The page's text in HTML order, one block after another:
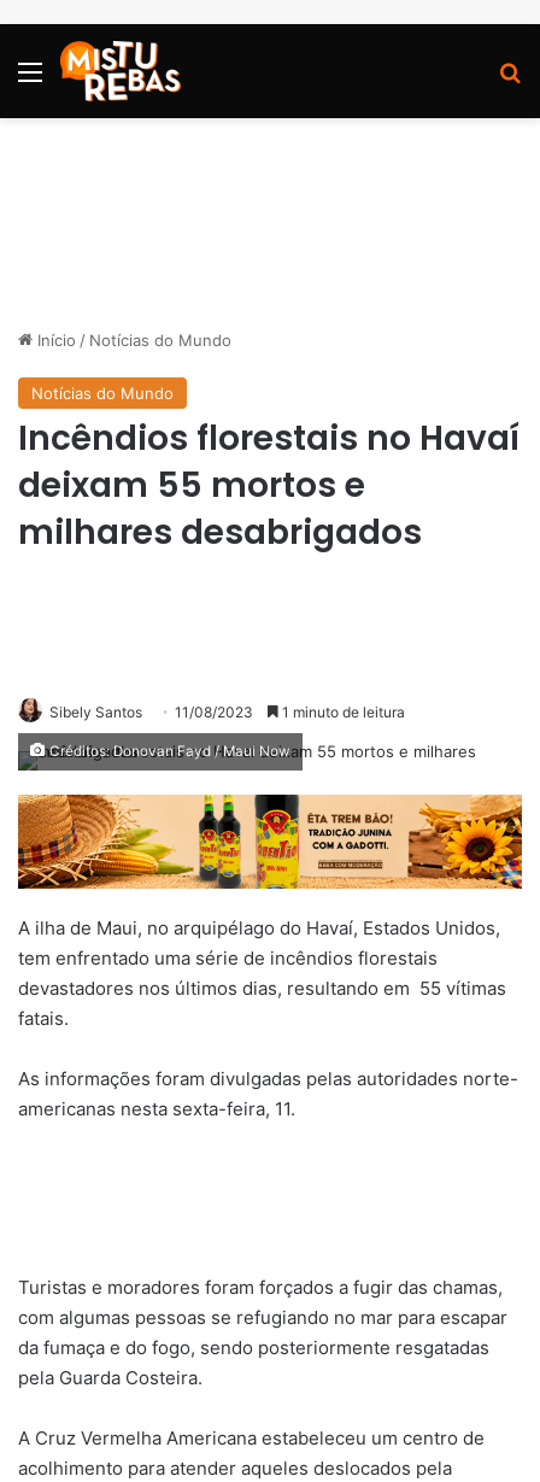
Menu
Início / Notícias do Mundo
Notícias do Mundo
Incêndios florestais no Havaí
deixam 55 mortos e
milhares desabrigados
Sibely Santos 11/08/2023 1 minuto de leitura
Créditos: Donovan Fayd / Maui Now
A ilha de Maui, no arquipélago do Havaí, Estados Unidos,
tem enfrentado uma série de incêndios florestais
devastadores nos últimos dias, resultando em 55 vítimas
fatais.
As informações foram divulgadas pelas autoridades norte-
americanas nesta sexta-feira, 11.
Turistas e moradores foram forçados a fugir das chamas,
com algumas pessoas se refugiando no mar para escapar
da fumaça e do fogo, sendo posteriormente resgatadas
pela Guarda Costeira.
A Cruz Vermelha Americana estabeleceu um centro de
acolhimento para atender aqueles deslocados pela